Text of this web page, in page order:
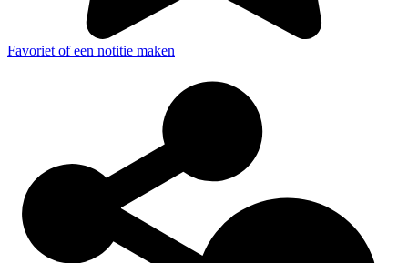
Favoriet of een notitie maken